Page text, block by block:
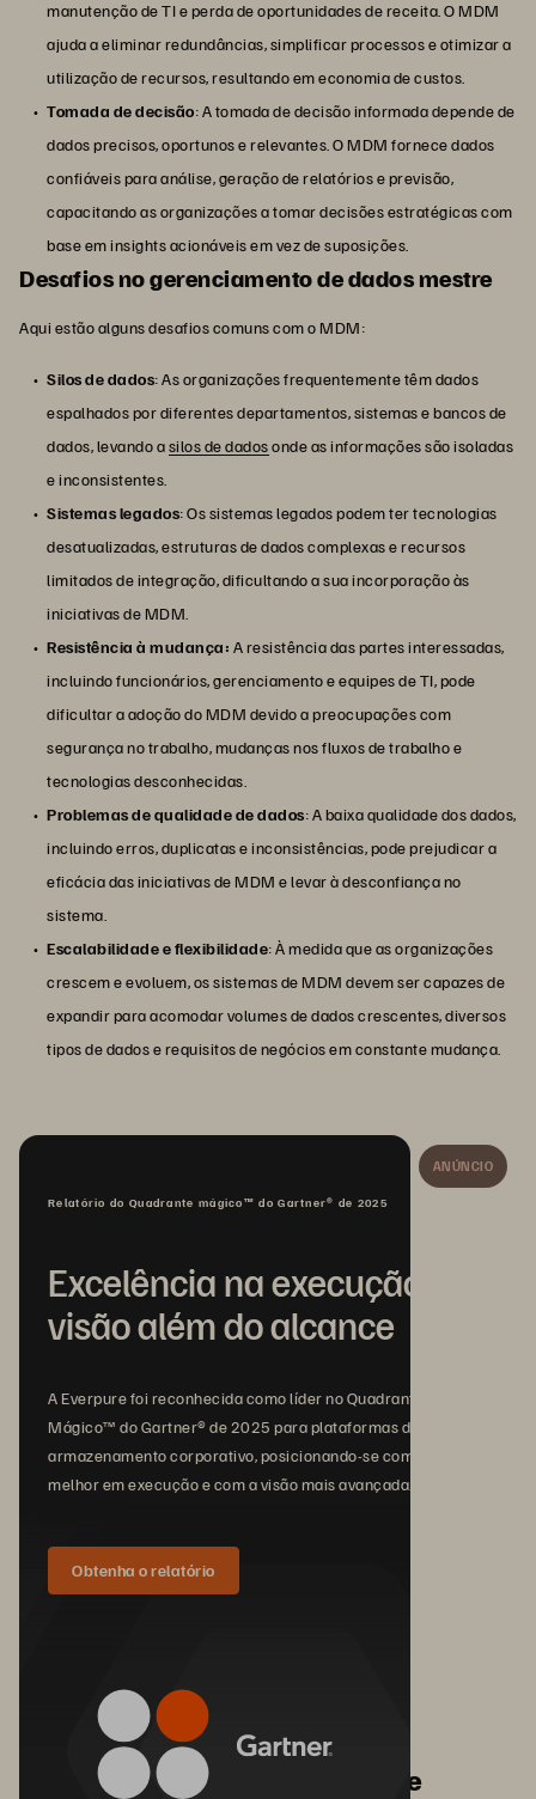
manutenção de TI e perda de oportunidades de receita. O MDM
ajuda a eliminar redundâncias, simplificar processos e otimizar a
utilização de recursos, resultando em economia de custos.
Tomada de decisão: A tomada de decisão informada depende de
dados precisos, oportunos e relevantes. O MDM fornece dados
confiáveis para análise, geração de relatórios e previsão,
capacitando as organizações a tomar decisões estratégicas com
base em insights acionáveis em vez de suposições.
Desafios no gerenciamento de dados mestre
Aqui estão alguns desafios comuns com o MDM:
Silos de dados: As organizações frequentemente têm dados
espalhados por diferentes departamentos, sistemas e bancos de
dados, levando asilos de dadosonde as informações são isoladas
e inconsistentes.
Sistemas legados: Os sistemas legados podem ter tecnologias
desatualizadas, estruturas de dados complexas e recursos
limitados de integração, dificultando a sua incorporação às
iniciativas de MDM.
Resistência à mudança: A resistência das partes interessadas,
incluindo funcionários, gerenciamento e equipes de TI, pode
dificultar a adoção do MDM devido a preocupações com
segurança no trabalho, mudanças nos fluxos de trabalho e
tecnologias desconhecidas.
Problemas de qualidade de dados: A baixa qualidade dos dados,
incluindo erros, duplicatas e inconsistências, pode prejudicar a
eficácia das iniciativas de MDM e levar à desconfiança no
sistema.
Escalabilidade e flexibilidade: À medida que as organizações
crescem e evoluem, os sistemas de MDM devem ser capazes de
expandir para acomodar volumes de dados crescentes, diversos
tipos de dados e requisitos de negócios em constante mudança.
ANÚNCIO
Relatório do Quadrante mágico™ do Gartner® de 2025
Excelência na execução,
visão além do alcance
A Everpure foi reconhecida como líder no Quadrante
Mágico™ do Gartner® de 2025 para plataformas de
armazenamento corporativo, posicionando-se como a
melhor em execução e com a visão mais avançada.
Obtenha o relatório
Práticas recomendadas para
gerenciamento de dados mestre